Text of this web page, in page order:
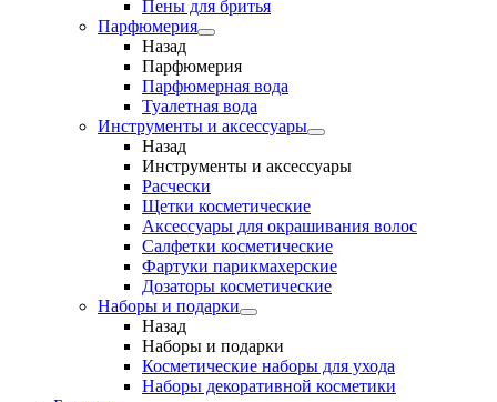
Пены для бритья
Парфюмерия
Назад
Парфюмерия
Парфюмерная вода
Туалетная вода
Инструменты и аксессуары
Назад
Инструменты и аксессуары
Расчески
Щетки косметические
Аксессуары для окрашивания волос
Салфетки косметические
Фартуки парикмахерские
Дозаторы косметические
Наборы и подарки
Назад
Наборы и подарки
Косметические наборы для ухода
Наборы декоративной косметики